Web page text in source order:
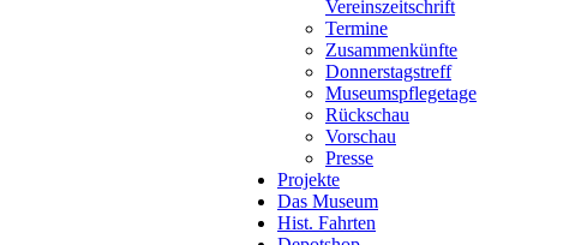
Vereinszeitschrift
Termine
Zusammenkünfte
Donnerstagstreff
Museumspflegetage
Rückschau
Vorschau
Presse
Projekte
Das Museum
Hist. Fahrten